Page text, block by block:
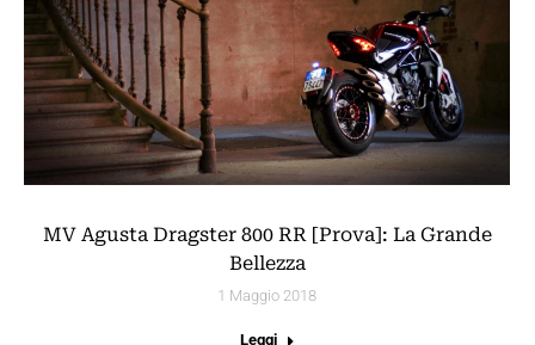
MV Agusta Dragster 800 RR [Prova]: La Grande
Bellezza
1 Maggio 2018
Leggi